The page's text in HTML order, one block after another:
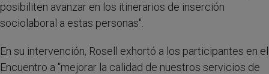
posibiliten avanzar en los itinerarios de inserción
sociolaboral a estas personas".
En su intervención, Rosell exhortó a los participantes en el
Encuentro a "mejorar la calidad de nuestros servicios de